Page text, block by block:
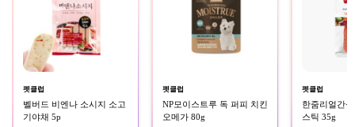
펫클럽
벨버드 비엔나 소시지 소고
기야채 5p
펫클럽
NP모이스트루 독 퍼피 치킨
오메가 80g
펫클럽
한줌리얼간
스틱 35g